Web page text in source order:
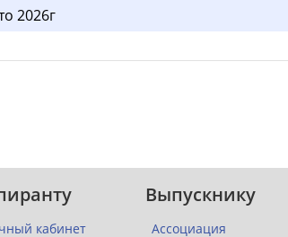
2026г
кабинет
Выпускнику
Ассоциация